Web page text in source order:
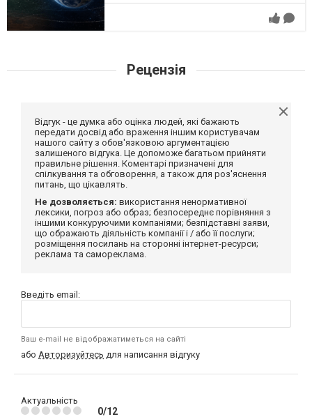
Рецензія
Відгук - це думка або оцінка людей, які бажають
передати досвід або враження іншим користувачам
нашого сайту з обов'язковою аргументацією
залишеного відгука. Це допоможе багатьом прийняти
правильне рішення. Коментарі призначені для
спілкування та обговорення, а також для роз'яснення
питань, що цікавлять.
Не дозволяється: використання ненормативної
лексики, погроз або образ; безпосереднє порівняння з
іншими конкуруючими компаніями; безпідставні заяви,
що ображають діяльність компанії і / або її послуги;
розміщення посилань на сторонні інтернет-ресурси;
реклама та самореклама.
Введіть email:
Ваш e-mail не відображатиметься на сайті
або Авторизуйтесь для написання відгуку
Актуальність
0/12